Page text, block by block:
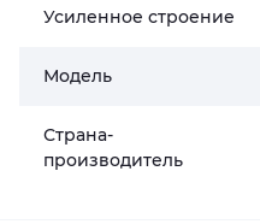
Усиленное строение
Модель
Страна-
производитель